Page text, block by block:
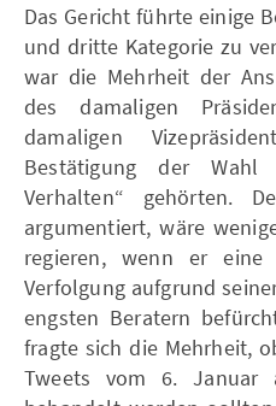
Das Gericht führte einige
und dritte Kategorie zu
war die Mehrheit der
des damaligen
damaligen
Bestätigung der
Verhalten“ gehörten.
argumentiert, wäre
regieren, wenn er eine
Verfolgung aufgrund
engsten Beratern
fragte sich die Mehrheit,
Tweets vom 6. Januar